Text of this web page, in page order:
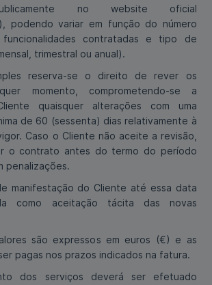
no website oficial
podendo variar em função do número
contratadas e tipo de
trimestral ou anual).
reserva-se o direito de rever os
momento, comprometendo-se a
quaisquer alterações com uma
de 60 (sessenta) dias relativamente à
Caso o Cliente não aceite a revisão,
o contrato antes do termo do período
penalizações.
manifestação do Cliente até essa data
como aceitação tácita das novas
são expressos em euros (€) e as
pagas nos prazos indicados na fatura.
dos serviços deverá ser efetuado